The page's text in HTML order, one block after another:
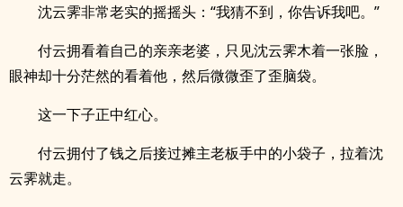
沈云霁非常老实的摇摇头：“我猜不到，你告诉我吧。”
付云拥看着自己的亲亲老婆，只见沈云霁木着一张脸，
眼神却十分茫然的看着他，然后微微歪了歪脑袋。
这一下子正中红心。
付云拥付了钱之后接过摊主老板手中的小袋子，拉着沈
云霁就走。